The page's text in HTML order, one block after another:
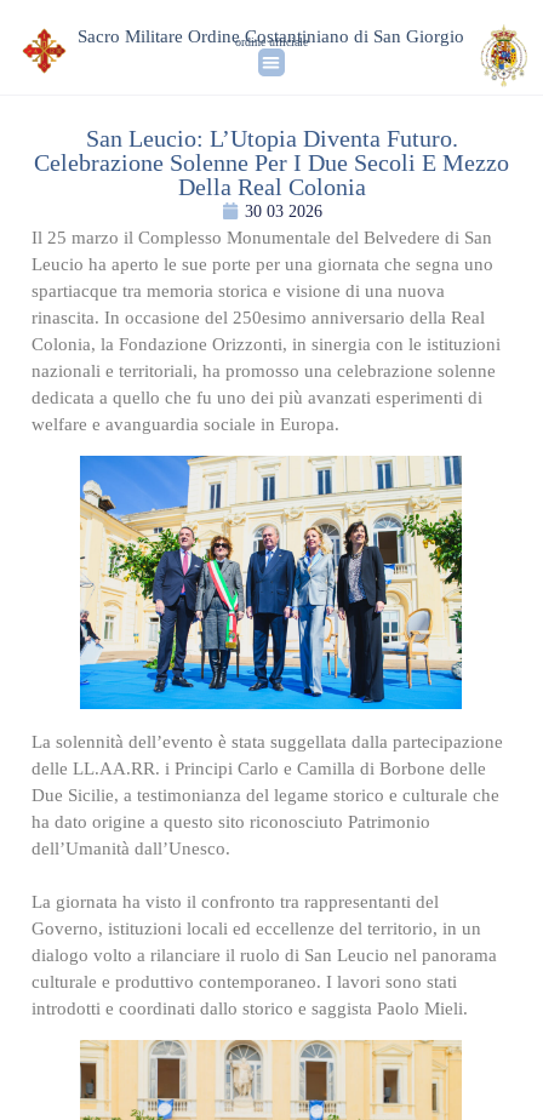
Sacro Militare Ordine Costantiniano di San Giorgio
ordine ufficiale
San Leucio: L’Utopia Diventa Futuro.
Celebrazione Solenne Per I Due Secoli E Mezzo
Della Real Colonia
30 03 2026
Il 25 marzo il Complesso Monumentale del Belvedere di San
Leucio ha aperto le sue porte per una giornata che segna uno
spartiacque tra memoria storica e visione di una nuova
rinascita. In occasione del 250esimo anniversario della Real
Colonia, la Fondazione Orizzonti, in sinergia con le istituzioni
nazionali e territoriali, ha promosso una celebrazione solenne
dedicata a quello che fu uno dei più avanzati esperimenti di
welfare e avanguardia sociale in Europa.
La solennità dell’evento è stata suggellata dalla partecipazione
delle LL.AA.RR. i Principi Carlo e Camilla di Borbone delle
Due Sicilie, a testimonianza del legame storico e culturale che
ha dato origine a questo sito riconosciuto Patrimonio
dell’Umanità dall’Unesco.
La giornata ha visto il confronto tra rappresentanti del
Governo, istituzioni locali ed eccellenze del territorio, in un
dialogo volto a rilanciare il ruolo di San Leucio nel panorama
culturale e produttivo contemporaneo. I lavori sono stati
introdotti e coordinati dallo storico e saggista Paolo Mieli.